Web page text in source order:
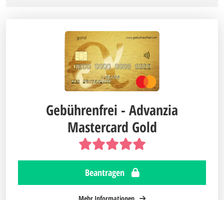
Gebührenfrei - Advanzia
Mastercard Gold
Beantragen